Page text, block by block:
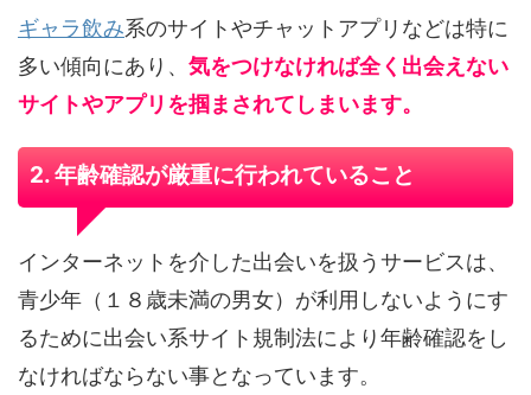
ギャラ飲み系のサイトやチャットアプリなどは特に
多い傾向にあり、 気をつけなければ全く出会えない
サイトやアプリを掴まされてしまいます。
2. 年齢確認が厳重に行われていること
インターネットを介した出会いを扱うサービスは、
青少年（１８歳未満の男女）が利用しないようにす
るために出会い系サイト規制法により年齢確認をし
なければならない事となっています。